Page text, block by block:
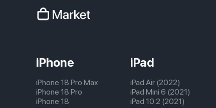
iPhone
iPhone 18 Pro Max
iPhone 18 Pro
iPhone 18
iPad
iPad Air (2022)
iPad Mini 6 (2021)
iPad 10.2 (2021)